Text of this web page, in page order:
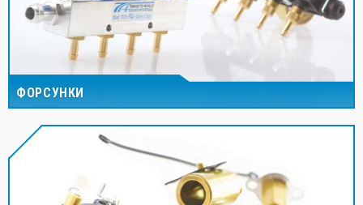
ФОРСУНКИ